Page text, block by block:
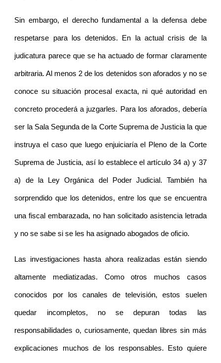
Sin embargo, el derecho fundamental a la defensa debe
respetarse para los detenidos. En la actual crisis de la
judicatura parece que se ha actuado de formar claramente
arbitraria. Al menos 2 de los detenidos son aforados y no se
conoce su situación procesal exacta, ni qué autoridad en
concreto procederá a juzgarles. Para los aforados, debería
ser la Sala Segunda de la Corte Suprema de Justicia la que
instruya el caso que luego enjuiciaría el Pleno de la Corte
Suprema de Justicia, así lo establece el artículo 34 a) y 37
a) de la Ley Orgánica del Poder Judicial. También ha
sorprendido que los detenidos, entre los que se encuentra
una fiscal embarazada, no han solicitado asistencia letrada
y no se sabe si se les ha asignado abogados de oficio.
Las investigaciones hasta ahora realizadas están siendo
altamente mediatizadas. Como otros muchos casos
conocidos por los canales de televisión, estos suelen
quedar incompletos, no se depuran todas las
responsabilidades o, curiosamente, quedan libres sin más
explicaciones muchos de los responsables. Esto quiere